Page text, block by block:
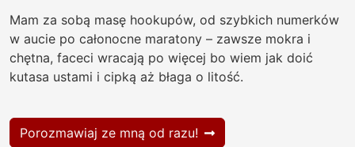
Mam za sobą masę hookupów, od szybkich numerków
w aucie po całonocne maratony – zawsze mokra i
chętna, faceci wracają po więcej bo wiem jak doić
kutasa ustami i cipką aż błaga o litość.
Porozmawiaj ze mną od razu!